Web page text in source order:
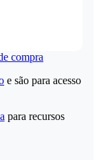
compra
e são para acesso
para recursos